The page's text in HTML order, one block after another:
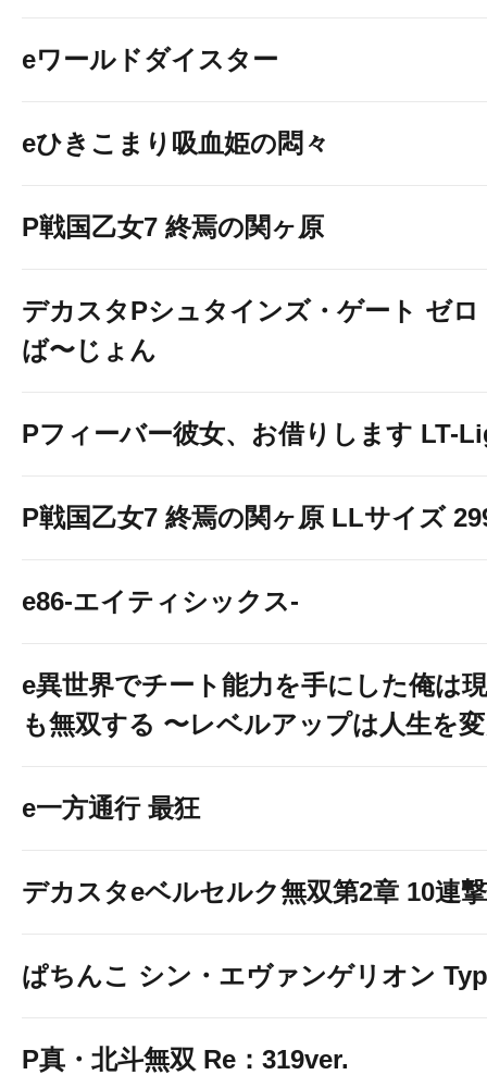
eワールドダイスター
eひきこまり吸血姫の悶々
P戦国乙女7 終焉の関ヶ原
デカスタPシュタインズ・ゲート ゼ
ば〜じょん
Pフィーバー彼女、お借りします LT-
P戦国乙女7 終焉の関ヶ原 LLサイズ
e86-エイティシックス-
e異世界でチート能力を手にした俺は
も無双する 〜レベルアップは人生を
e一方通行 最狂
デカスタeベルセルク無双第2章 10連
ぱちんこ シン・エヴァンゲリオン
P真・北斗無双 Re：319ver.